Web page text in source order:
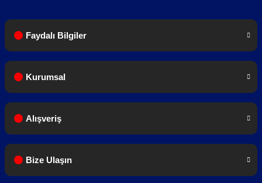
Faydalı Bilgiler
Kurumsal
Alışveriş
Bize Ulaşın